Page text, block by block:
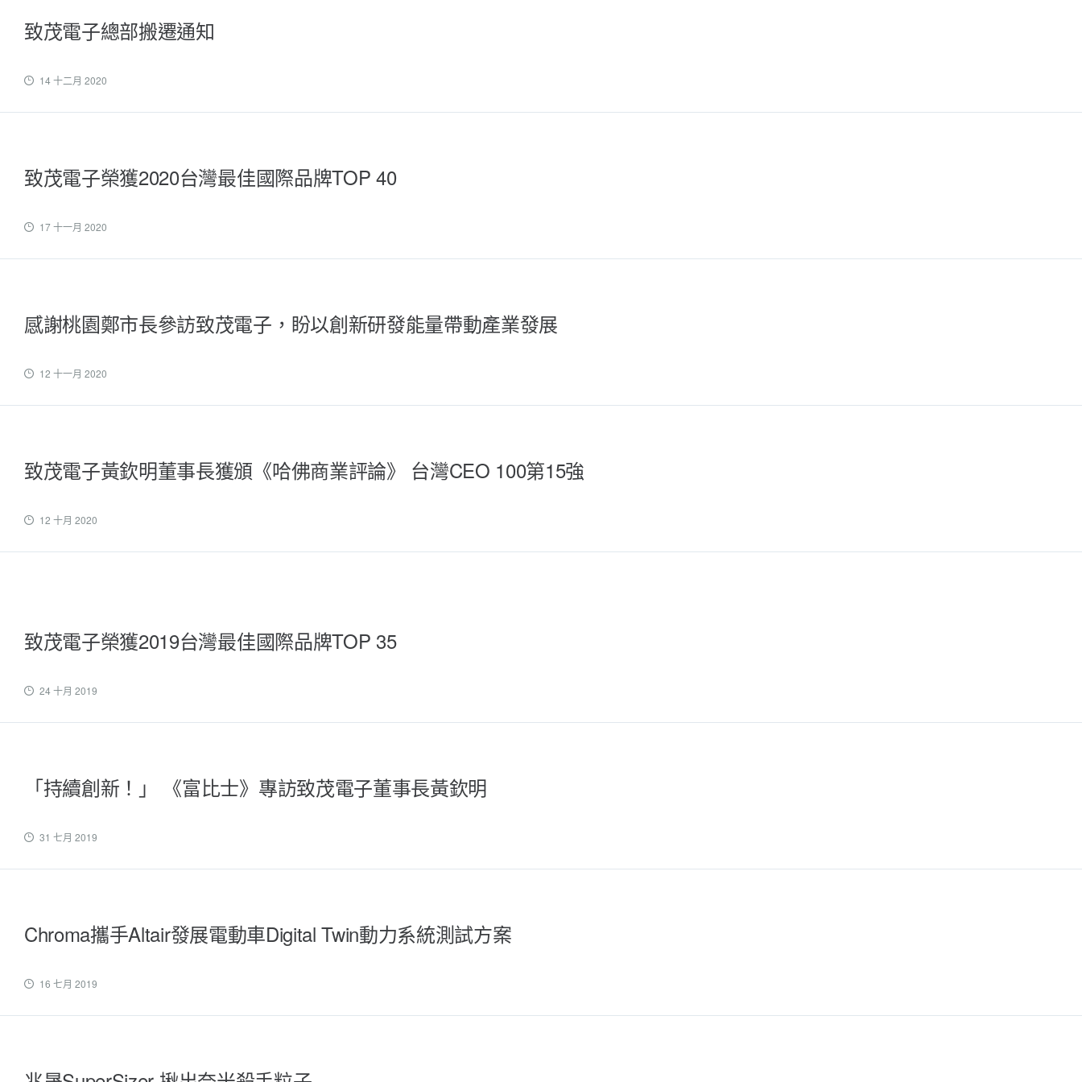
致茂電子總部搬遷通知
14 十二月 2020
致茂電子榮獲2020台灣最佳國際品牌TOP 40
17 十一月 2020
感謝桃園鄭市長參訪致茂電子，盼以創新研發能量帶動產業發展
12 十一月 2020
致茂電子黃欽明董事長獲頒《哈佛商業評論》 台灣CEO 100第15強
12 十月 2020
致茂電子榮獲2019台灣最佳國際品牌TOP 35
24 十月 2019
「持續創新！」 《富比士》專訪致茂電子董事長黃欽明
31 七月 2019
Chroma攜手Altair發展電動車Digital Twin動力系統測試方案
16 七月 2019